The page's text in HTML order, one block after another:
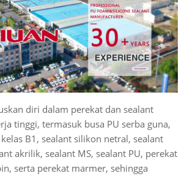
diri dalam perekat dan sealant
tinggi, termasuk busa PU serba guna,
B1, sealant silikon netral, sealant
akrilik, sealant MS, sealant PU, perekat
serta perekat marmer, sehingga